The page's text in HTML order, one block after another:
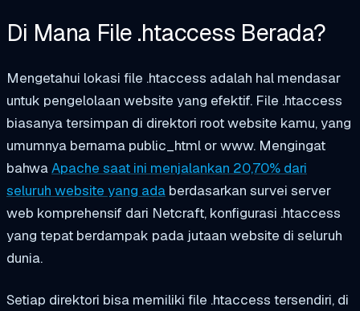
Di Mana File .htaccess Berada?
Mengetahui lokasi file .htaccess adalah hal mendasar
untuk pengelolaan website yang efektif. File .htaccess
biasanya tersimpan di direktori root website kamu, yang
umumnya bernama public_html orwww. Mengingat
bahwaApache saat ini menjalankan 20,70% dari
seluruh website yang ada berdasarkan survei server
web komprehensif dari Netcraft, konfigurasi .htaccess
yang tepat berdampak pada jutaan website di seluruh
dunia.
Setiap direktori bisa memiliki file .htaccess tersendiri, di